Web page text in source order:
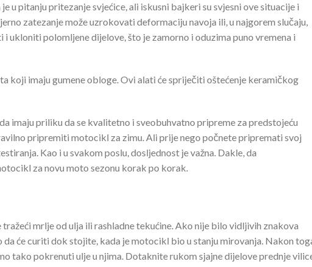
u pitanju pritezanje svjećice, ali iskusni bajkeri su svjesni ove situacije i
zatezanje može uzrokovati deformaciju navoja ili, u najgorem slučaju,
ukloniti polomljene dijelove, što je zamorno i oduzima puno vremena i
koji imaju gumene obloge. Ovi alati će spriječiti oštećenje keramičkog
imaju priliku da se kvalitetno i sveobuhvatno pripreme za predstojeću
pripremiti motocikl za zimu. Ali prije nego počnete pripremati svoj
Kao i u svakom poslu, dosljednost je važna. Dakle, da
za novu moto sezonu korak po korak.
mrlje od ulja ili rashladne tekućine. Ako nije bilo vidljivih znakova
će curiti dok stojite, kada je motocikl bio u stanju mirovanja. Nakon
tako pokrenuti ulje u njima. Dotaknite rukom sjajne dijelove prednje